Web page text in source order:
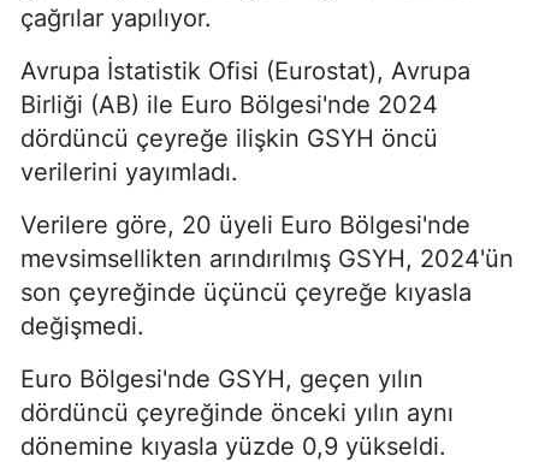
çağrılar yapılıyor.
Avrupa İstatistik Ofisi (Eurostat), Avrupa
Birliği (AB) ile Euro Bölgesi'nde 2024
dördüncü çeyreğe ilişkin GSYH öncü
verilerini yayımladı.
Verilere göre, 20 üyeli Euro Bölgesi'nde
mevsimsellikten arındırılmış GSYH, 2024'ün
son çeyreğinde üçüncü çeyreğe kıyasla
değişmedi.
Euro Bölgesi'nde GSYH, geçen yılın
dördüncü çeyreğinde önceki yılın aynı
dönemine kıyasla yüzde 0,9 yükseldi.